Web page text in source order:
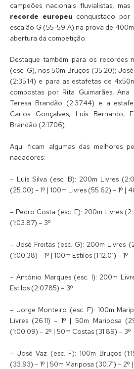
campeões nacionais fluvialistas,
recorde europeu conquistado por
escalão G (55-59 A) na prova de
abertura da competição.
Destaque também para os recordes
(esc. G), nos 50m Bruços (35.20);
(2:35.14) e para as estafetas de
compostas por Rita Guimarães, Ana
Teresa Brandão (2:37.44) e a
Carlos Gonçalves, Luís Bernardo,
Brandão (2:17.06).
Aqui ficam algumas das melhores
nadadores:
– Luís Silva (esc. B): 200m Livres
(25.00) – 1º | 100m Livres (55.62) – 1º |
– Pedro Costa (esc. E): 200m Livres
(1:03.87) – 3º
– José Freitas (esc. G): 200m Livres
(1:00.38) – 1º | 100m Estilos (1:12.01) – 1º
– António Marques (esc. I): 200m
Estilos (2:07.85) – 3º
– Jorge Monteiro (esc. F): 100m
Livres (26.11) – 1º | 50m Mariposa
(1:00.09) – 2º | 50m Costas (31.89) – 3º
– José Vaz (esc. F): 100m Bruços
(33.93) – 1º | 50m Mariposa (30.71) – 2º